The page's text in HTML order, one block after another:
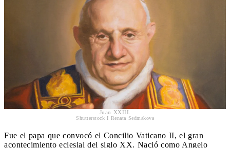
Juan XXIII.
Shutterstock I Renata Sedmakova
Fue el papa que convocó el Concilio Vaticano II, el gran
acontecimiento eclesial del siglo XX. Nació como Angelo